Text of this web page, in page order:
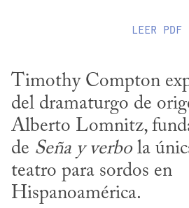
LEER PDF
Timothy Compton
del dramaturgo de
Alberto Lomnitz,
de Seña y verbo la
teatro para sordos en
Hispanoamérica.